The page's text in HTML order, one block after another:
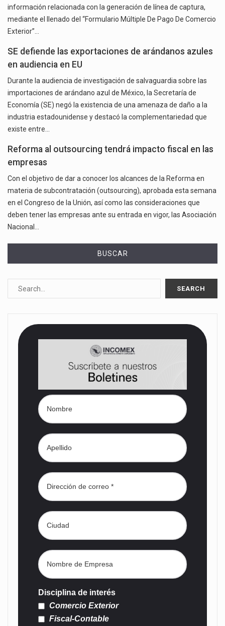
información relacionada con la generación de línea de captura,
mediante el llenado del “Formulario Múltiple De Pago De Comercio
Exterior”…
SE defiende las exportaciones de arándanos azules
en audiencia en EU
Durante la audiencia de investigación de salvaguardia sobre las
importaciones de arándano azul de México, la Secretaría de
Economía (SE) negó la existencia de una amenaza de daño a la
industria estadounidense y destacó la complementariedad que
existe entre…
Reforma al outsourcing tendrá impacto fiscal en las
empresas
Con el objetivo de dar a conocer los alcances de la Reforma en
materia de subcontratación (outsourcing), aprobada esta semana
en el Congreso de la Unión, así como las consideraciones que
deben tener las empresas ante su entrada en vigor, las Asociación
Nacional…
BUSCAR
Disciplina de interés
Comercio Exterior
Fiscal-Contable